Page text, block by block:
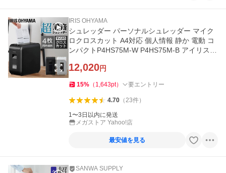
IRIS OHYAMA
シュレッダー パーソナルシュレッダー マイク
ロクロスカット A4対応 個人情報 静か 電動 コ
ンパクトP4HS75M-W P4HS75M-B アイリスオ
12,020円
15% （ 1,643pt） 要エントリー
4.70（23件）
1〜3日以内に発送
メガストア Yahoo!店
最安値を見る
SANWA SUPPLY